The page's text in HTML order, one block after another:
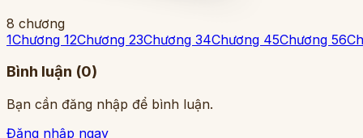
8 chương
1Chương 12Chương 23Chương 34Chương 45Chương 56
Bình luận (0)
Bạn cần đăng nhập để bình luận.
Đăng nhập ngay